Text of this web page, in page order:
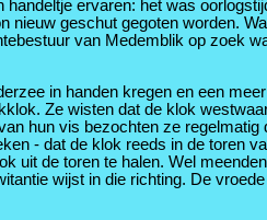
ervaren: het was
nieuw geschut gegoten worden.
van Medemblik op zoek
in handen kregen en een
Ze wisten dat de klok
hun vis bezochten ze regelmatig
- dat de klok reeds in de toren
uit de toren te halen. Wel
wijst in die richting. De